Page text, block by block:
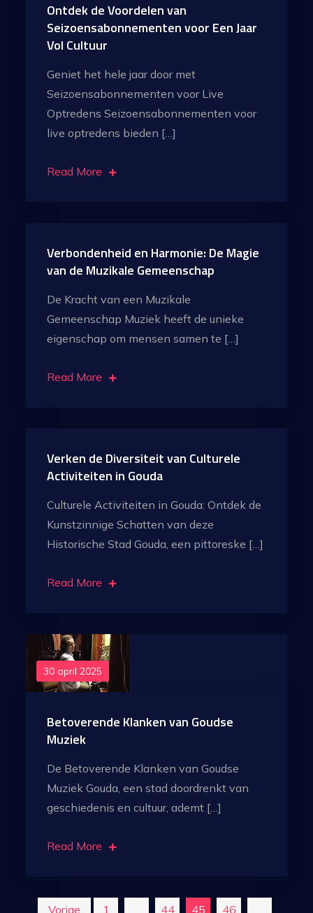
Ontdek de Voordelen van
Seizoensabonnementen voor Een Jaar
Vol Cultuur
Geniet het hele jaar door met
Seizoensabonnementen voor Live
Optredens Seizoensabonnementen voor
live optredens bieden […]
Read More
Verbondenheid en Harmonie: De Magie
van de Muzikale Gemeenschap
De Kracht van een Muzikale
Gemeenschap Muziek heeft de unieke
eigenschap om mensen samen te […]
Read More
Verken de Diversiteit van Culturele
Activiteiten in Gouda
Culturele Activiteiten in Gouda: Ontdek de
Kunstzinnige Schatten van deze
Historische Stad Gouda, een pittoreske […]
Read More
30 april 2025
Betoverende Klanken van Goudse
Muziek
De Betoverende Klanken van Goudse
Muziek Gouda, een stad doordrenkt van
geschiedenis en cultuur, ademt […]
Read More
Vorige 1 44 45 46